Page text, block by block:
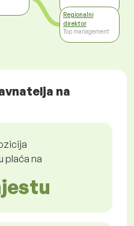
Regionalni
direktor
Top management
na
plaća na